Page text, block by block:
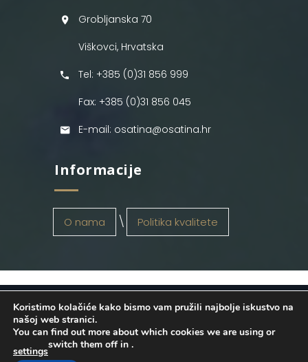
Grobljanska 70
Viškovci, Hrvatska
Tel: +385 (0)31 856 999
Fax: +385 (0)31 856 045
E-mail: osatina@osatina.hr
Informacije
O nama Politika kvalitete
OSATINA GRUPA d.o.o. 2026
. Configured
byINFOS Osijek. Sva prava pridržana.
Koristimo kolačiće kako bismo vam pružili najbolje iskustvo na
našoj web stranici.
You can find out more about which cookies we are using or
switch them off in
settings
.